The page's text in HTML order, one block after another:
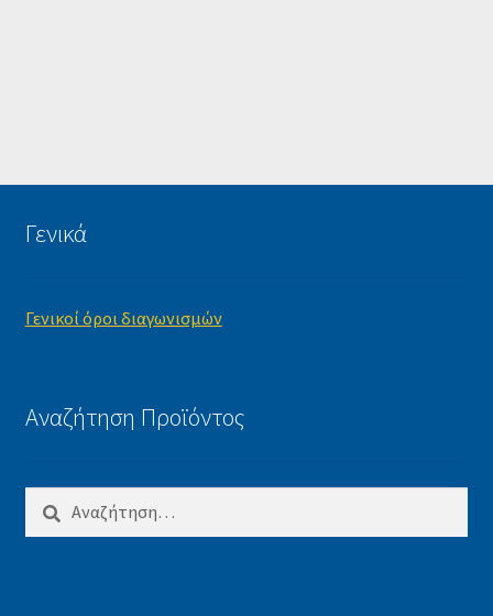
Γενικά
Γενικοί όροι διαγωνισμών
Αναζήτηση Προϊόντος
Αναζήτηση